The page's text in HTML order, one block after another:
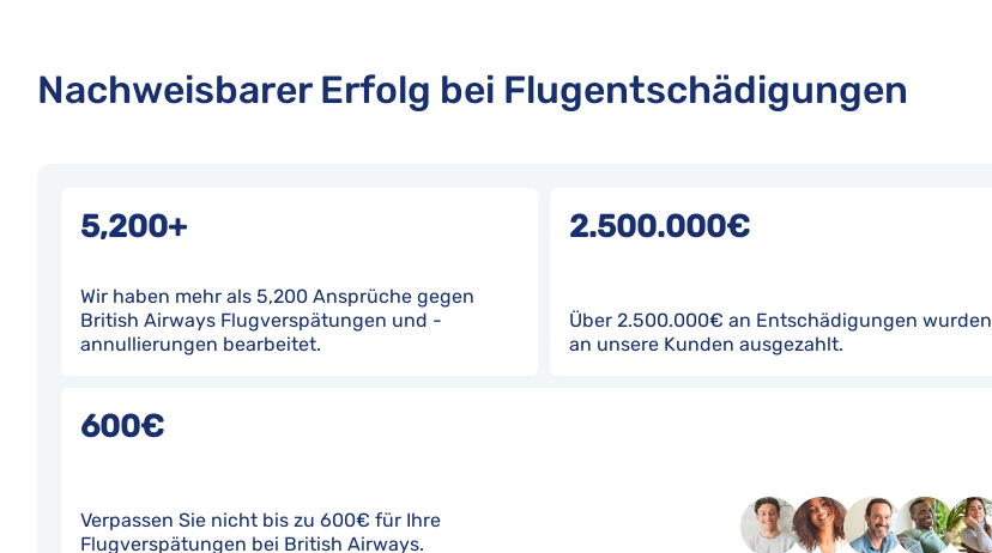
Nachweisbarer Erfolg bei Flugentschädigungen
5,200+
Wir haben mehr als 5,200 Ansprüche gegen
British Airways Flugverspätungen und -
annullierungen bearbeitet.
2.500.000€
Über 2.500.000€ an Entschädigungen wurden
an unsere Kunden ausgezahlt.
600€
Verpassen Sie nicht bis zu 600€ für Ihre
Flugverspätungen bei British Airways.